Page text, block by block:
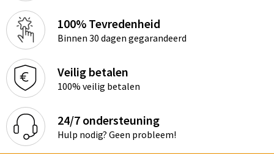
100% Tevredenheid
Binnen 30 dagen gegarandeerd
Veilig betalen
100% veilig betalen
24/7 ondersteuning
Hulp nodig? Geen probleem!